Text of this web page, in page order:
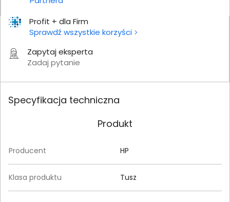
Profit + dla Firm
Sprawdź wszystkie korzyści
Zapytaj eksperta
Zadaj pytanie
Specyfikacja techniczna
Produkt
Producent HP
Klasa produktu Tusz